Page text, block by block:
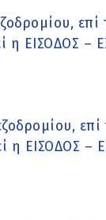
η ΕΙΣΟΔΟΣ –
η ΕΙΣΟΔΟΣ –